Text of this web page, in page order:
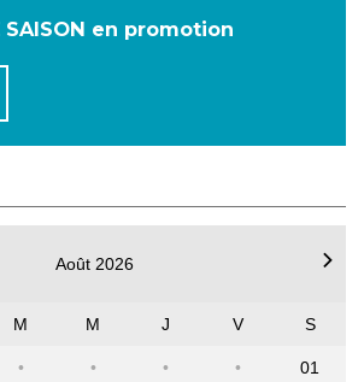
SAISON en promotion
Août 2026
M M J V S
01